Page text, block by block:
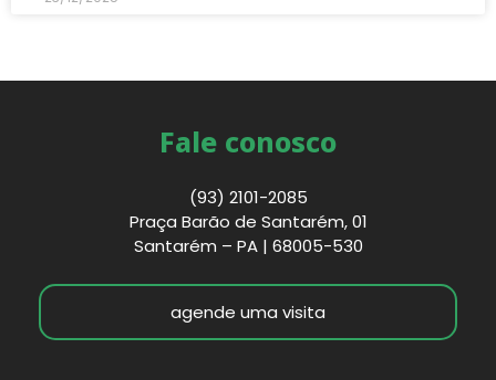
Fale conosco
(93) 2101-2085
Praça Barão de Santarém, 01
Santarém – PA | 68005-530
agende uma visita